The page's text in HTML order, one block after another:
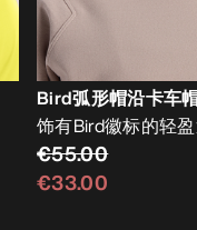
Bird弧形帽沿卡车
饰有Bird徽标的轻
€55.00
€33.00